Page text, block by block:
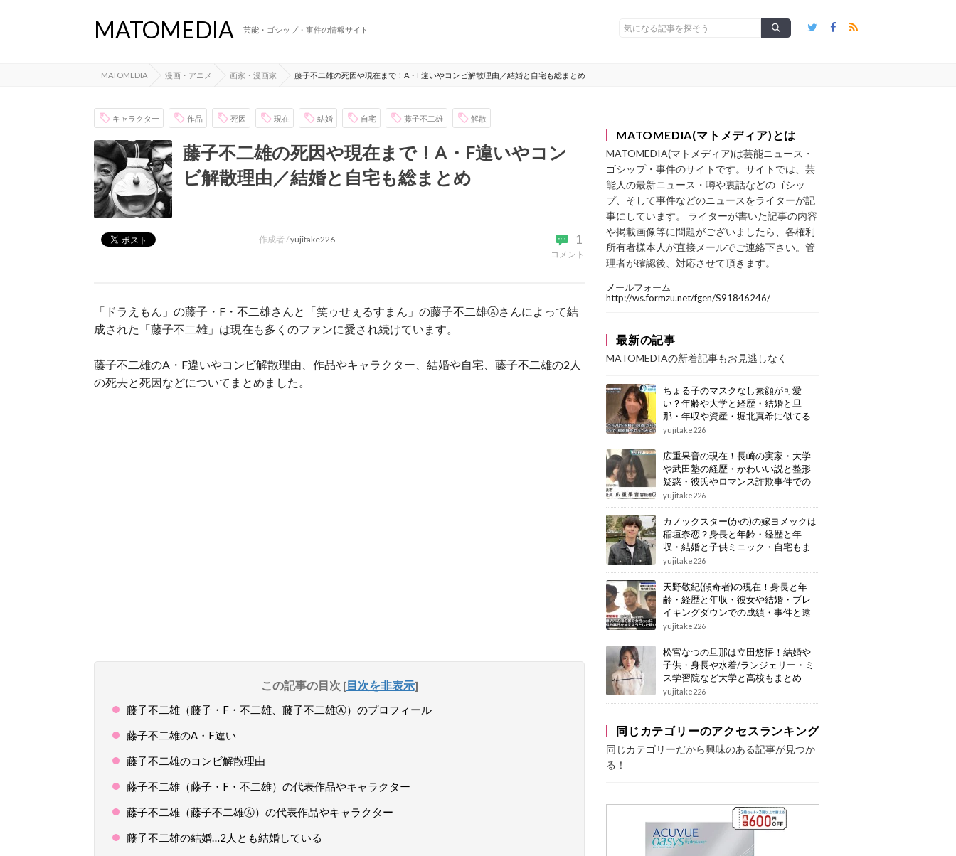
MATOMEDIA 芸能・ゴシップ・事件の情報サイト
MATOMEDIA 漫画・アニメ 画家・漫画家 藤子不二雄の死因や現在まで！A・F違いやコンビ解散理由／結婚と自宅も総まとめ
キャラクター 作品 死因 現在 結婚 自宅 藤子不二雄 解散
藤子不二雄の死因や現在まで！A・F違いやコン
ビ解散理由／結婚と自宅も総まとめ
1
コメント
作成者 /yujitake226
「ドラえもん」の藤子・F・不二雄さんと「笑ゥせぇるすまん」の藤子不二雄Ⓐさんによって結
成された「藤子不二雄」は現在も多くのファンに愛され続けています。
藤子不二雄のA・F違いやコンビ解散理由、作品やキャラクター、結婚や自宅、藤子不二雄の2人
の死去と死因などについてまとめました。
この記事の目次 [目次を非表示]
藤子不二雄（藤子・F・不二雄、藤子不二雄Ⓐ）のプロフィール
藤子不二雄のA・F違い
藤子不二雄のコンビ解散理由
藤子不二雄（藤子・F・不二雄）の代表作品やキャラクター
藤子不二雄（藤子不二雄Ⓐ）の代表作品やキャラクター
藤子不二雄の結婚…2人とも結婚している
MATOMEDIA(マトメディア)とは
MATOMEDIA(マトメディア)は芸能ニュース・
ゴシップ・事件のサイトです。サイトでは、芸
能人の最新ニュース・噂や裏話などのゴシッ
プ、そして事件などのニュースをライターが記
事にしています。 ライターが書いた記事の内容
や掲載画像等に問題がございましたら、各権利
所有者様本人が直接メールでご連絡下さい。管
理者が確認後、対応させて頂きます。
メールフォーム
http://ws.formzu.net/fgen/S91846246/
最新の記事
MATOMEDIAの新着記事もお見逃しなく
ちょる子のマスクなし素顔が可愛
い？年齢や大学と経歴・結婚と旦
那・年収や資産・堀北真希に似てる
画像もまとめ
yujitake226
広重果音の現在！長崎の実家・大学
や武田塾の経歴・かわいい説と整形
疑惑・彼氏やロマンス詐欺事件での
逮捕もまとめ
yujitake226
カノックスター(かの)の嫁ヨメックは
稲垣奈恋？身長と年齢・経歴と年
収・結婚と子供ミニック・自宅もま
とめ
yujitake226
天野敬紀(傾奇者)の現在！身長と年
齢・経歴と年収・彼女や結婚・ブレ
イキングダウンでの成績・事件と逮
捕もまとめ
yujitake226
松宮なつの旦那は立田悠悟！結婚や
子供・身長や水着/ランジェリー・ミ
ス学習院など大学と高校もまとめ
yujitake226
同じカテゴリーのアクセスランキング
同じカテゴリーだから興味のある記事が見つか
る！